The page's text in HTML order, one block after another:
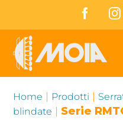
content
Home | Prodotti |
blindate | Serie